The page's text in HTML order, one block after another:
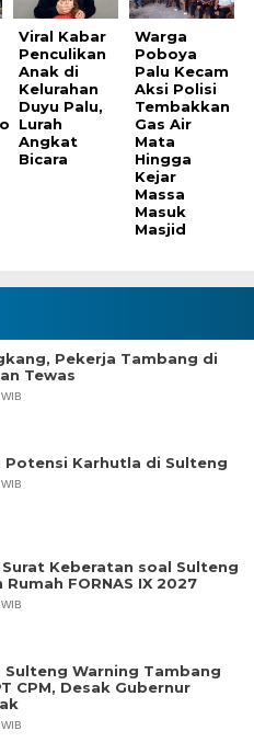
Viral Kabar
Penculikan
Anak di
Kelurahan
Duyu Palu,
Lurah
Angkat
Bicara
Warga
Poboya
Palu Kecam
Aksi Polisi
Tembakkan
Gas Air
Mata
Hingga
Kejar
Massa
Masuk
Masjid
Pekerja Tambang di
Tewas
Potensi Karhutla di Sulteng
Keberatan soal Sulteng
FORNAS IX 2027
Sulteng Warning Tambang
CPM, Desak Gubernur